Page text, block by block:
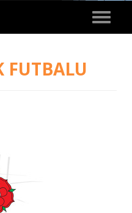
Toggle
FUTBALU